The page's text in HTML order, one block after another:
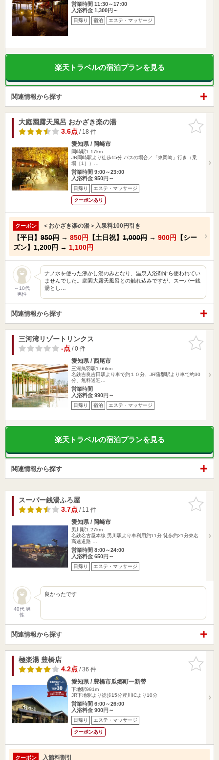
営業時間 11:30～17:00
入浴料金 1,300円～
日帰り 宿泊 エステ・マッサージ
楽天トラベルの宿泊プランを見る
関連情報から探す
お気に入
りに追加
大庭園露天風呂 おかざき楽の湯
3.6点/ 18 件
愛知県 / 岡崎市
岡崎駅1.17km
JR岡崎駅より徒歩15分 バスの場合／「東岡崎」行き（乗
場［1］）…
営業時間 9:00～23:00
入浴料金 950円～
日帰り エステ・マッサージ
クーポンあり
クーポン ＜おかざき楽の湯＞入泉料100円引き
【平日】 950円 → 850円 【土日祝】 1,000円 → 900円
【シー
ズン】 1,200円 → 1,100円
～10代
男性
ナノ水を使った沸かし湯のみとなり、温泉入浴剤すら使われてい
ませんでした。庭園大露天風呂との触れ込みですが、スーパー銭
湯とし…
関連情報から探す
お気に入
りに追加
三河湾リゾートリンクス
-点/ 0 件
愛知県 / 西尾市
三河鳥羽駅1.66km
名鉄吉良吉田駅より車で約１０分、JR蒲郡駅より車で約30
分、無料送迎…
営業時間
入浴料金 990円～
日帰り 宿泊 エステ・マッサージ
楽天トラベルの宿泊プランを見る
関連情報から探す
お気に入
りに追加
スーパー銭湯ふろ屋
3.7点/ 11 件
愛知県 / 岡崎市
男川駅1.27km
名鉄名古屋本線 男川駅より車利用約11分 徒歩約21分東名
高速道路 …
営業時間 8:00～24:00
入浴料金 650円～
日帰り エステ・マッサージ
40代 男
性
良かったです
関連情報から探す
お気に入
りに追加
極楽湯 豊橋店
4.2点/ 36 件
愛知県 / 豊橋市瓜郷町一新替
下地駅991m
JR下地駅より徒歩15分豊川ICより10分
営業時間 6:00～26:00
入浴料金 900円～
日帰り エステ・マッサージ
クーポンあり
クーポン 入館料割引